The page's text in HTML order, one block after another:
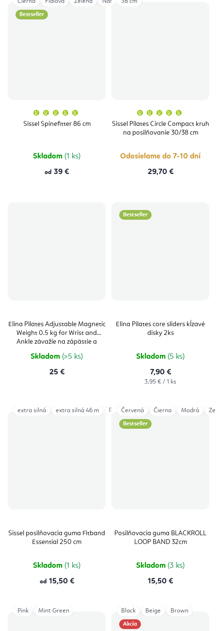
Bestseller
Sissel Spinefitter 86 cmproduktu
je
Skladom (1 ks)
od 39 €
Čierna Fialová Zelená Nástavec Trigger Tool
Sissel Pilates Circle Compact kruh
na posilňovanie 30/38 cm
produktu
je
5,0
Odosielame do 7-10 dní
29,70 €
38 cm
Elina Pilates Adjustable Magnetic
Weight 0.5 kg for Wrist and
Ankle závažie na zápästie a
Skladom (>5 ks)
25 €
Bestseller
Elina Pilates core sliders kĺzavé
disky 2ks
Skladom (5 ks)
7,90 €
Jednotková
3,95 € / 1 ks
Sissel posilňovacia guma Fitband
Essential 250 cm
Skladom (1 ks)
od 15,50 €
extra silná extra silná 46 m ľahká ľahká 46m silná silná
Bestseller
Posilňovacia guma BLACKROLL
LOOP BAND 32cm
Skladom (3 ks)
15,50 €
Červená Čierna Modrá
Pink Mint Green
Akcia
Black Beige Brown